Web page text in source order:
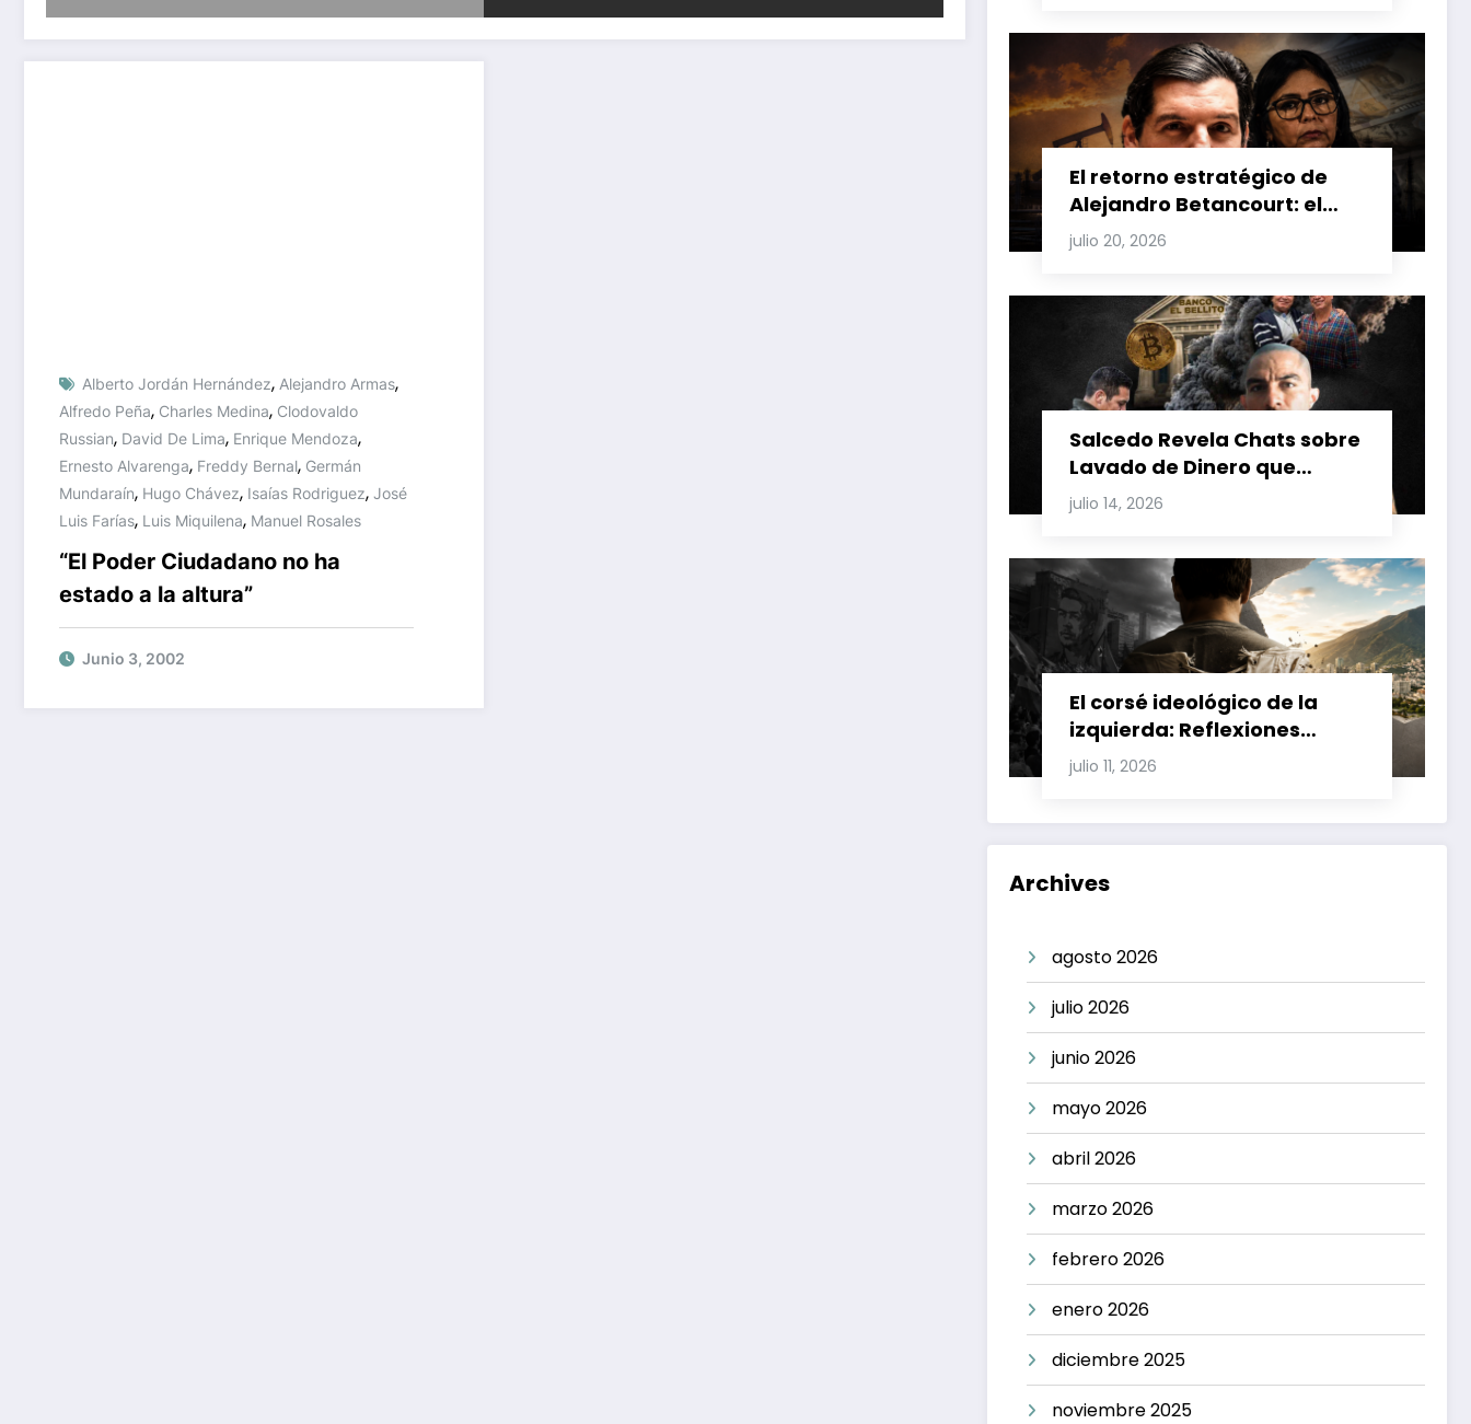
Alberto Jordán Hernández, Alejandro Armas,
Alfredo Peña, Charles Medina, Clodovaldo
Russian, David De Lima, Enrique Mendoza,
Ernesto Alvarenga, Freddy Bernal, Germán
Mundaraín, Hugo Chávez, Isaías Rodriguez, José
Luis Farías, Luis Miquilena, Manuel Rosales
“El Poder Ciudadano no ha
estado a la altura”
Junio 3, 2002
El retorno estratégico de
Alejandro Betancourt: el
bolichico que desafía la
justicia y renueva su poder
venezolana
julio 20, 2026
Salcedo Revela Chats sobre
Lavado de Dinero que
Involucran a Glas, Correa y
Juan Fernando Petro en el
julio 14, 2026
El corsé ideológico de la
izquierda: Reflexiones
sobre el fracaso chavista y
la crisis moral en América
julio 11, 2026
Archives
agosto 2026
julio 2026
junio 2026
mayo 2026
abril 2026
marzo 2026
febrero 2026
enero 2026
diciembre 2025
noviembre 2025